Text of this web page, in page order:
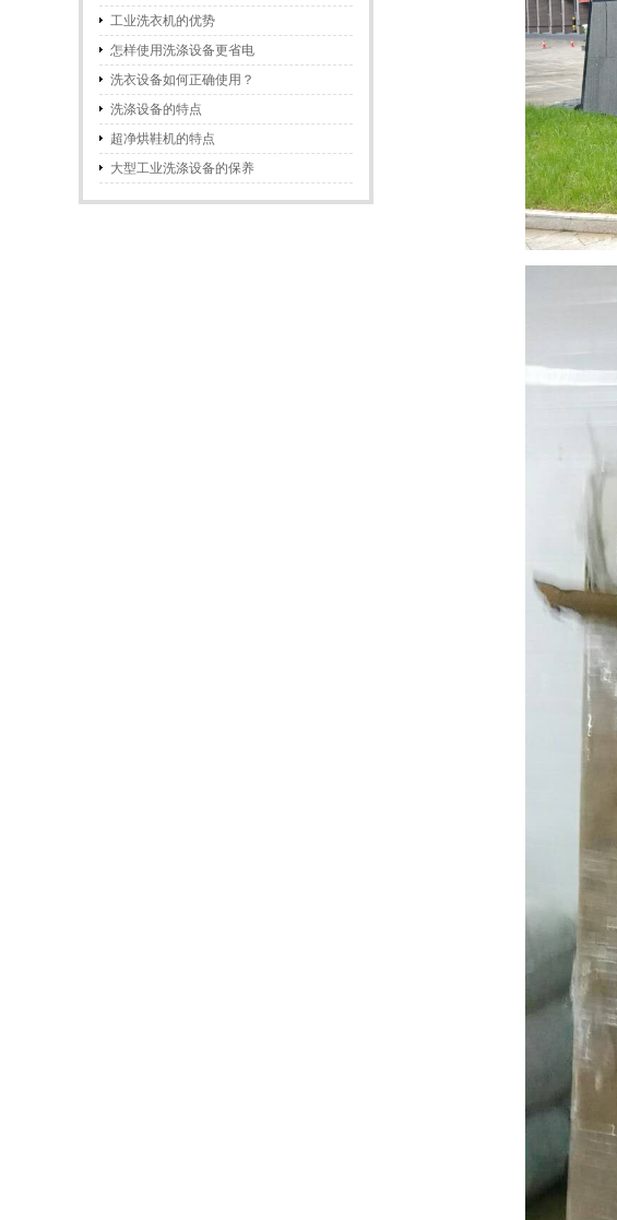
工业洗衣机的优势
怎样使用洗涤设备更省电
洗衣设备如何正确使用？
洗涤设备的特点
超净烘鞋机的特点
大型工业洗涤设备的保养